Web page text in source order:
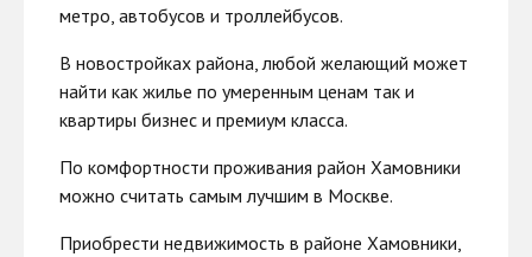
метро, автобусов и троллейбусов.
В новостройках района, любой желающий может
найти как жилье по умеренным ценам так и
квартиры бизнес и премиум класса.
По комфортности проживания район Хамовники
можно считать самым лучшим в Москве.
Приобрести недвижимость в районе Хамовники,